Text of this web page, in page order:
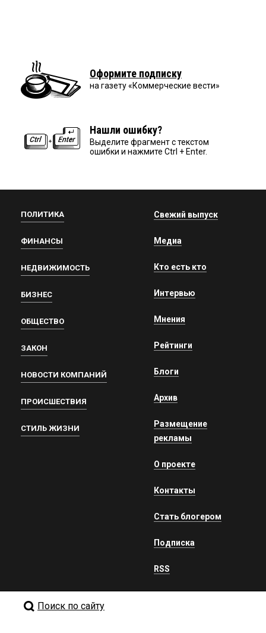
Оформите подписку
на газету «Коммерческие вести»
Нашли ошибку?
Выделите фрагмент с текстом
ошибки и нажмите Ctrl + Enter.
ПОЛИТИКА
ФИНАНСЫ
НЕДВИЖИМОСТЬ
БИЗНЕС
ОБЩЕСТВО
ЗАКОН
НОВОСТИ КОМПАНИЙ
ПРОИСШЕСТВИЯ
СТИЛЬ ЖИЗНИ
Свежий выпуск
Медиа
Кто есть кто
Интервью
Мнения
Рейтинги
Блоги
Архив
Размещение
рекламы
О проекте
Контакты
Стать блогером
Подписка
RSS
Поиск по сайту